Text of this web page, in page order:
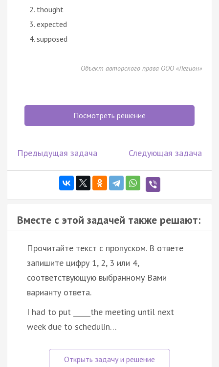
thought
expected
supposed
Объект авторского права ООО «Легион»
Посмотреть решение
Предыдущая задача Следующая задача
Вместе с этой задачей также решают:
Прочитайте текст с пропуском. В ответе
запишите цифру 1, 2, 3 или 4,
соответствующую выбранному Вами
варианту ответа.
I had to put _____the meeting until next
week due to schedulin…